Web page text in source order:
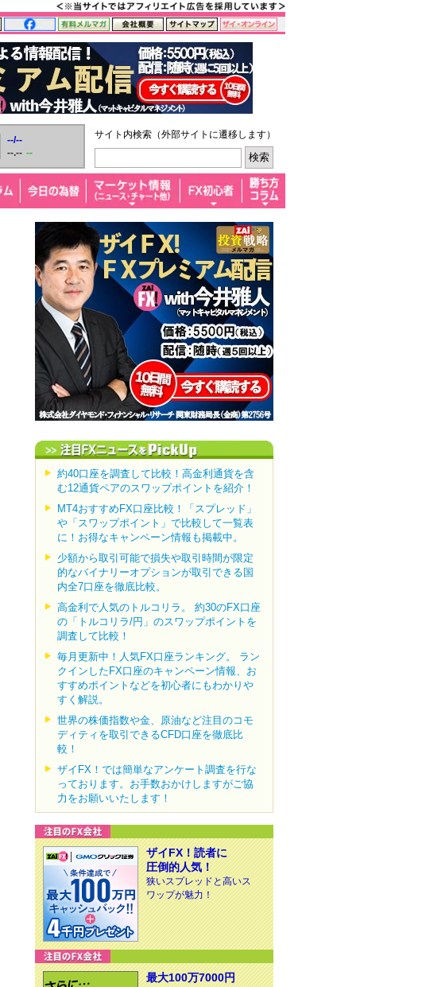
--/--
--.-- --
サイト内検索（外部サイトに遷移します）
約40口座を調査して比較！高金利通貨を含
む12通貨ペアのスワップポイントを紹介！
MT4おすすめFX口座比較！「スプレッド」
や「スワップポイント」で比較して一覧表
に！お得なキャンペーン情報も掲載中。
少額から取引可能で損失や取引時間が限定
的なバイナリーオプションが取引できる国
内全7口座を徹底比較。
高金利で人気のトルコリラ。 約30のFX口座
の「トルコリラ/円」のスワップポイントを
調査して比較！
毎月更新中！人気FX口座ランキング。 ラン
クインしたFX口座のキャンペーン情報、お
すすめポイントなどを初心者にもわかりや
すく解説。
世界の株価指数や金、原油など注目のコモ
ディティを取引できるCFD口座を徹底比
較！
ザイFX！では簡単なアンケート調査を行な
っております。お手数おかけしますがご協
力をお願いいたします！
ザイFX！読者に
圧倒的人気！
狭いスプレッドと高いス
ワップが魅力！
最大100万7000円